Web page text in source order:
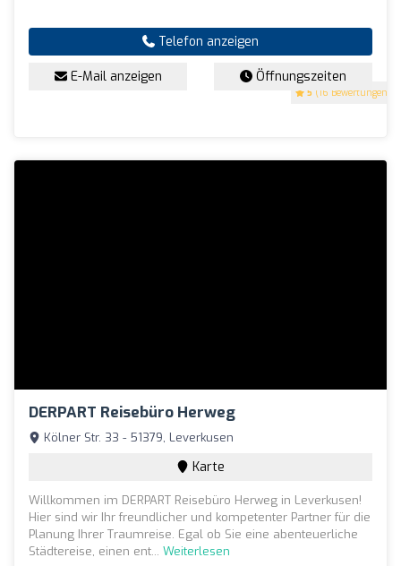
5 (16 Bewertungen)
Telefon anzeigen
E-Mail anzeigen Öffnungszeiten
DERPART Reisebüro Herweg
Kölner Str. 33 - 51379, Leverkusen
Karte
Willkommen im DERPART Reisebüro Herweg in Leverkusen!
Hier sind wir Ihr freundlicher und kompetenter Partner für die
Planung Ihrer Traumreise. Egal ob Sie eine abenteuerliche
Städtereise, einen ent... Weiterlesen